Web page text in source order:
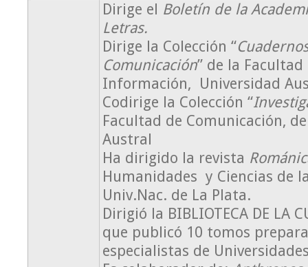
Dirige el Boletín de la
Letras.
Dirige la Colección “
Comunicación” de la
Información, Universidad
Codirige la Colección “
Facultad de Comunicación,
Austral
Ha dirigido la revista
Humanidades y Ciencias de
Univ.Nac. de La Plata.
Dirigió la BIBLIOTECA DE LA
que publicó 10 tomos
especialistas de